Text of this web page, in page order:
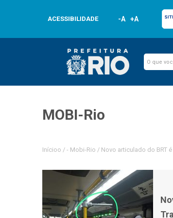
ACESSIBILIDADE -A +A
MOBI-Rio
Inícioo / - Mobi-Rio / Novo articulado do BRT